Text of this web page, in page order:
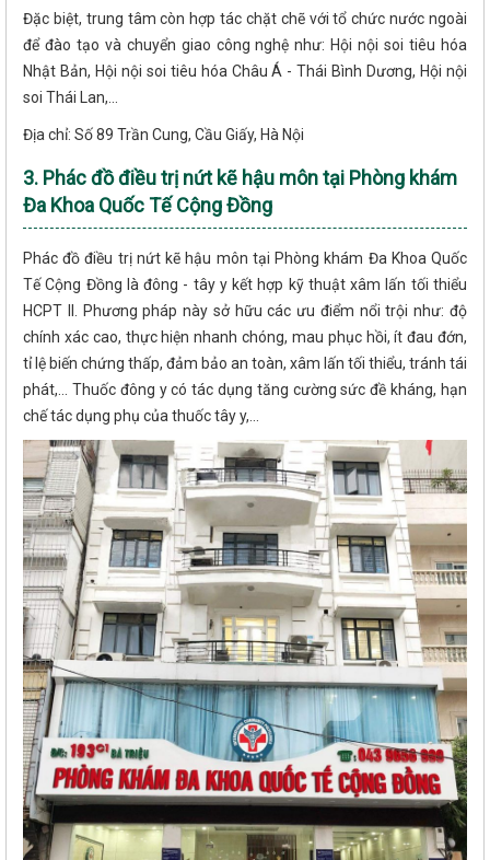
Đặc biệt, trung tâm còn hợp tác chặt chẽ với tổ chức nước ngoài
để đào tạo và chuyển giao công nghệ như: Hội nội soi tiêu hóa
Nhật Bản, Hội nội soi tiêu hóa Châu Á - Thái Bình Dương, Hội nội
soi Thái Lan,...
Địa chỉ: Số 89 Trần Cung, Cầu Giấy, Hà Nội
3. Phác đồ điều trị nứt kẽ hậu môn tại Phòng khám
Đa Khoa Quốc Tế Cộng Đồng
Phác đồ điều trị nứt kẽ hậu môn tại Phòng khám Đa Khoa Quốc
Tế Cộng Đồng là đông - tây y kết hợp kỹ thuật xâm lấn tối thiểu
HCPT II. Phương pháp này sở hữu các ưu điểm nổi trội như: độ
chính xác cao, thực hiện nhanh chóng, mau phục hồi, ít đau đớn,
tỉ lệ biến chứng thấp, đảm bảo an toàn, xâm lấn tối thiểu, tránh tái
phát,... Thuốc đông y có tác dụng tăng cường sức đề kháng, hạn
chế tác dụng phụ của thuốc tây y,...